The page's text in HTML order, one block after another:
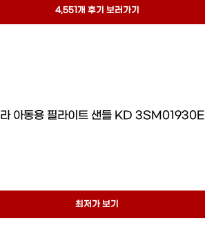
4,551개 후기 보러가기
아동용 필라이트 샌들 KD 3SM01930E
최저가 보기